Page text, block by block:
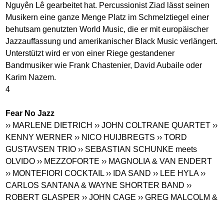
Nguyên Lê gearbeitet hat. Percussionist Ziad lässt seinen
Musikern eine ganze Menge Platz im Schmelztiegel einer
behutsam genutzten World Music, die er mit europäischer
Jazzauffassung und amerikanischer Black Music verlängert.
Unterstützt wird er von einer Riege gestandener
Bandmusiker wie Frank Chastenier, David Aubaile oder
Karim Nazem.
4
Fear No Jazz
›› MARLENE DIETRICH ›› JOHN COLTRANE QUARTET ››
KENNY WERNER ›› NICO HUIJBREGTS ›› TORD
GUSTAVSEN TRIO ›› SEBASTIAN SCHUNKE meets
OLVIDO ›› MEZZOFORTE ›› MAGNOLIA & VAN ENDERT
›› MONTEFIORI COCKTAIL ›› IDA SAND ›› LEE HYLA ››
CARLOS SANTANA & WAYNE SHORTER BAND ››
ROBERT GLASPER ›› JOHN CAGE ›› GREG MALCOLM &